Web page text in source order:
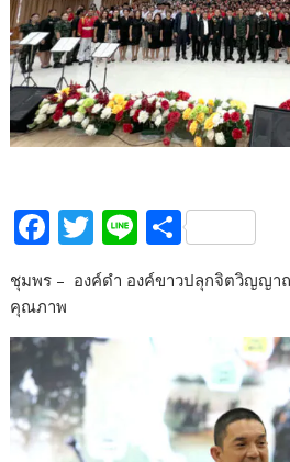
F
e
b
o
o
k
T
w
itt
er
Li
n
e
S
h
ar
ชุมพร – องค์ดำ องค์ขาวปลุกจิตวิญญา
คุณภาพ